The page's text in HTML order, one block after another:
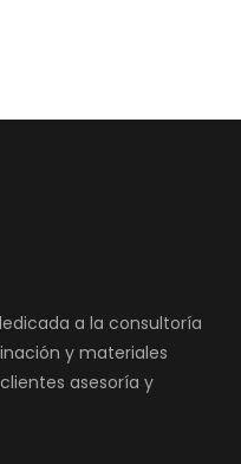
a la consultoría
y materiales
asesoría y